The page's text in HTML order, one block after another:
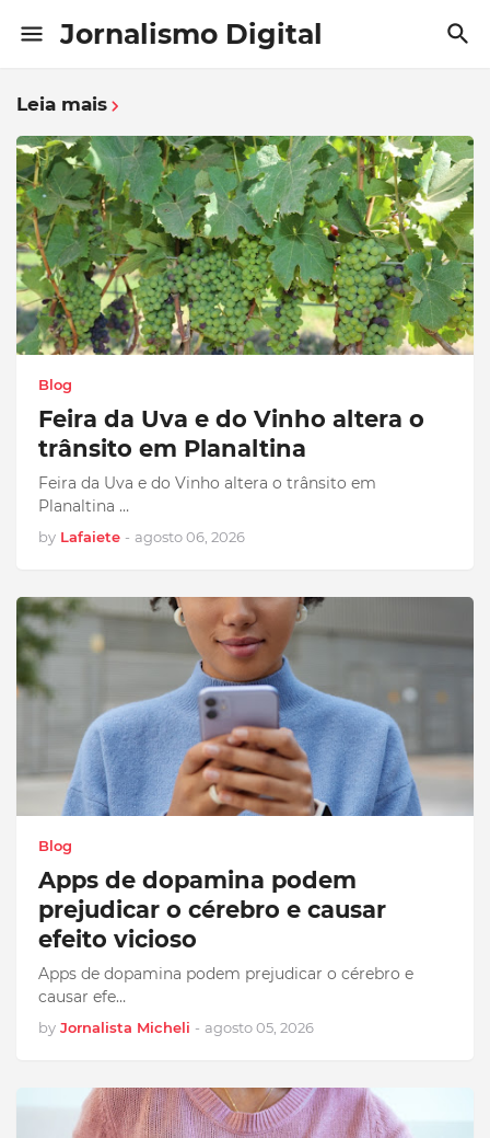
Jornalismo Digital
Leia mais
Blog
Feira da Uva e do Vinho altera o
trânsito em Planaltina
Feira da Uva e do Vinho altera o trânsito em
Planaltina …
by Lafaiete - agosto 06, 2026
Blog
Apps de dopamina podem
prejudicar o cérebro e causar
efeito vicioso
Apps de dopamina podem prejudicar o cérebro e
causar efe…
by Jornalista Micheli - agosto 05, 2026